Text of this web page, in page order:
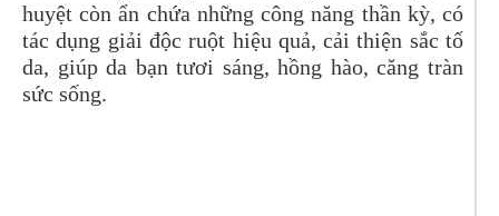
huyệt còn ẩn chứa những công năng thần kỳ, có
tác dụng giải độc ruột hiệu quả, cải thiện sắc tố
da, giúp da bạn tươi sáng, hồng hào, căng tràn
sức sống.